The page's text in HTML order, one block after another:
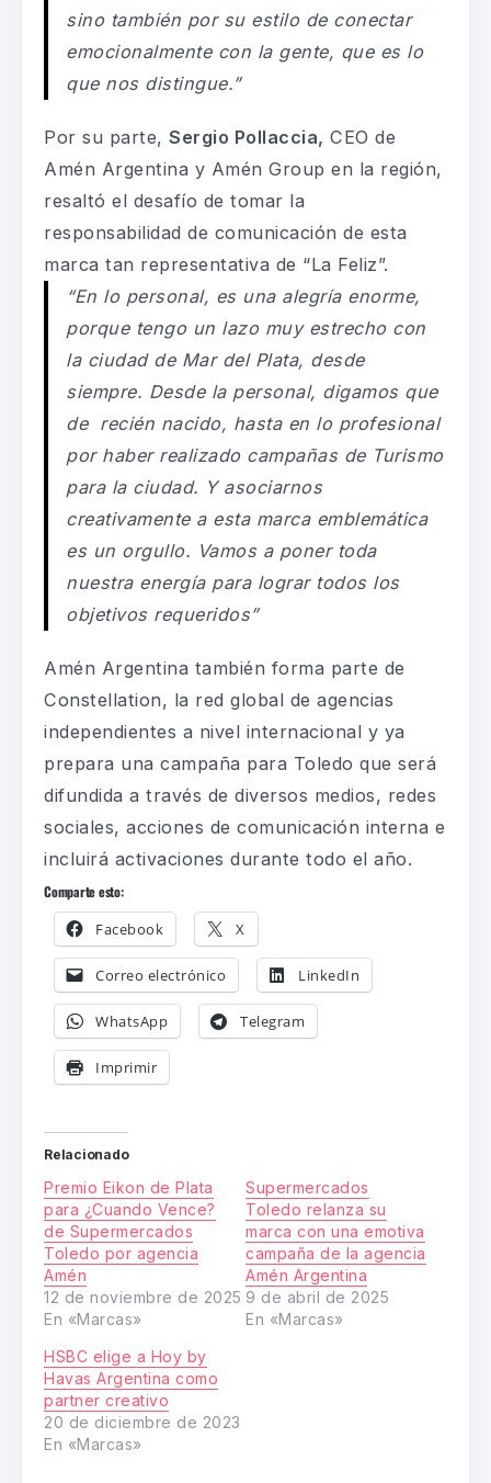
sino también por su estilo de conectar
emocionalmente con la gente, que es lo
que nos distingue.”
Por su parte, Sergio Pollaccia, CEO de
Amén Argentina y Amén Group en la región,
resaltó el desafío de tomar la
responsabilidad de comunicación de esta
marca tan representativa de “La Feliz”.
“En lo personal, es una alegría enorme,
porque tengo un lazo muy estrecho con
la ciudad de Mar del Plata, desde
siempre. Desde la personal, digamos que
de recién nacido, hasta en lo profesional
por haber realizado campañas de Turismo
para la ciudad. Y asociarnos
creativamente a esta marca emblemática
es un orgullo. Vamos a poner toda
nuestra energía para lograr todos los
objetivos requeridos”
Amén Argentina también forma parte de
Constellation, la red global de agencias
independientes a nivel internacional y ya
prepara una campaña para Toledo que será
difundida a través de diversos medios, redes
sociales, acciones de comunicación interna e
incluirá activaciones durante todo el año.
Comparte esto:
Facebook X
Correo electrónico LinkedIn
WhatsApp Telegram
Imprimir
Relacionado
Premio Eikon de Plata
para ¿Cuando Vence?
de Supermercados
Toledo por agencia
Amén
12 de noviembre de 2025
En «Marcas»
Supermercados
Toledo relanza su
marca con una emotiva
campaña de la agencia
Amén Argentina
9 de abril de 2025
En «Marcas»
HSBC elige a Hoy by
Havas Argentina como
partner creativo
20 de diciembre de 2023
En «Marcas»